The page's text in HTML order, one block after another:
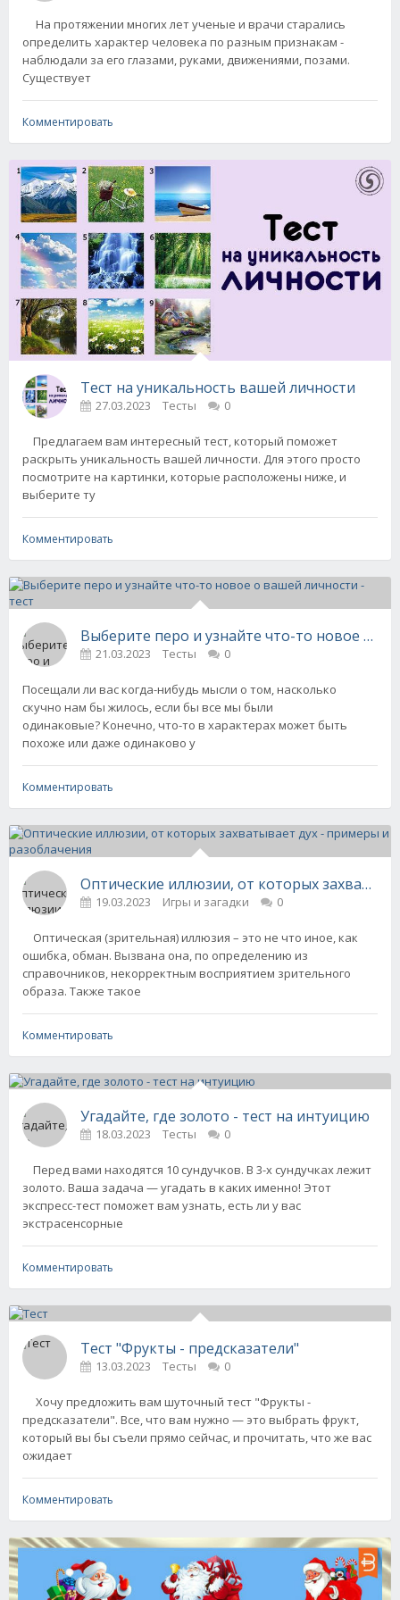
На протяжении многих лет ученые и врачи старались
определить характер человека по разным признакам -
наблюдали за его глазами, руками, движениями, позами.
Существует
Комментировать
Тест на уникальность вашей личности
27.03.2023 Тесты 0
Предлагаем вам интересный тест, который поможет
раскрыть уникальность вашей личности. Для этого просто
посмотрите на картинки, которые расположены ниже, и
выберите ту
Комментировать
Выберите перо и узнайте что-то новое о
21.03.2023 Тесты 0
Посещали ли вас когда-нибудь мысли о том, насколько
скучно нам бы жилось, если бы все мы были
одинаковые? Конечно, что-то в характерах может быть
похоже или даже одинаково у
Комментировать
Оптические иллюзии, от которых
19.03.2023 Игры и загадки 0
Оптическая (зрительная) иллюзия – это не что иное, как
ошибка, обман. Вызвана она, по определению из
справочников, некорректным восприятием зрительного
образа. Также такое
Комментировать
Угадайте, где золото - тест на интуицию
18.03.2023 Тесты 0
Перед вами находятся 10 сундучков. В 3-х сундучках лежит
золото. Ваша задача — угадать в каких именно! Этот
экспресс-тест поможет вам узнать, есть ли у вас
экстрасенсорные
Комментировать
Тест "Фрукты - предсказатели"
13.03.2023 Тесты 0
Хочу предложить вам шуточный тест "Фрукты -
предсказатели". Все, что вам нужно — это выбрать фрукт,
который вы бы съели прямо сейчас, и прочитать, что же вас
ожидает
Комментировать